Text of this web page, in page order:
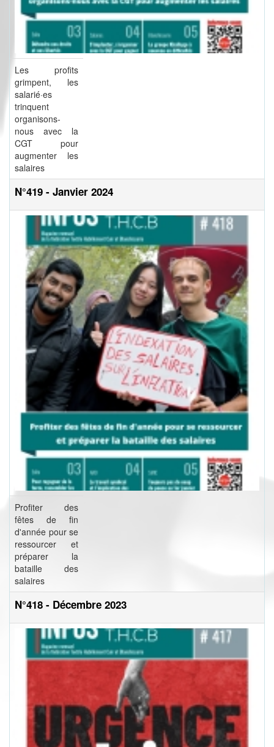
Les profits
grimpent, les
salarié·es
trinquent
organisons-
nous avec la
CGT pour
augmenter les
salaires
N°419 - Janvier 2024
Profiter des
fêtes de fin
d'année pour se
ressourcer et
préparer la
bataille des
salaires
N°418 - Décembre 2023